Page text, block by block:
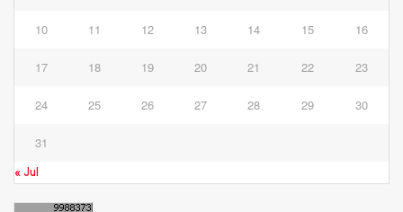
10 11 12 13 14 15 16
17 18 19 20 21 22 23
24 25 26 27 28 29 30
31
« Jul